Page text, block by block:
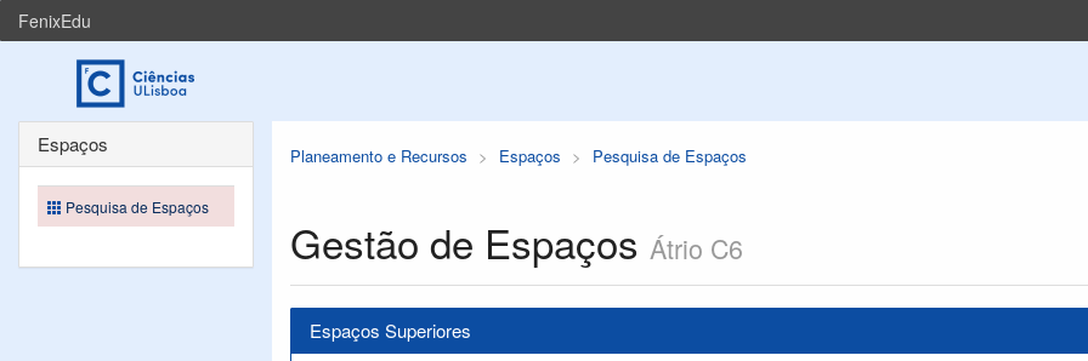
FenixEdu
Planeamento e Recursos Espaços Pesquisa de Espaços
Gestão de Espaços Átrio C6
Espaços Superiores
Espaços
Pesquisa de Espaços